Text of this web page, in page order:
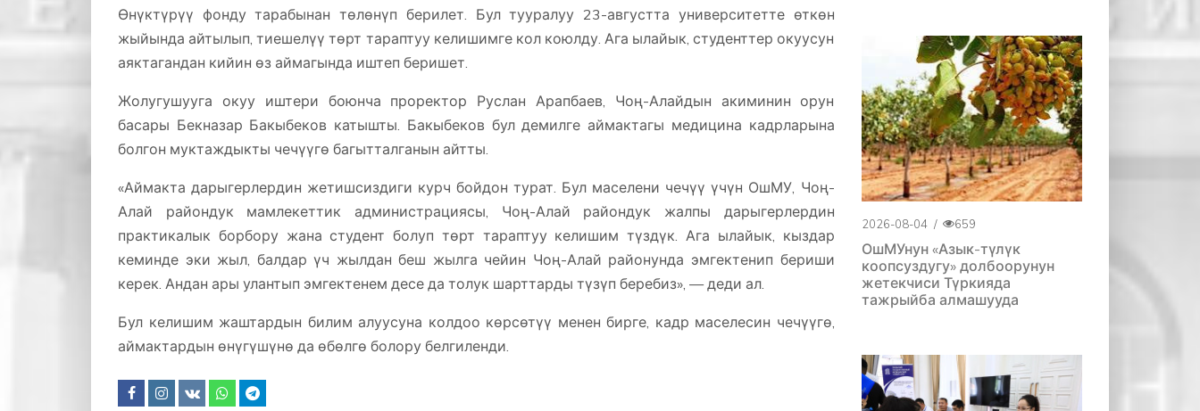
Өнүктүрүү фонду тарабынан төлөнүп берилет. Бул тууралуу 23-августта университетте өткөн
жыйында айтылып, тиешелүү төрт тараптуу келишимге кол коюлду. Ага ылайык, студенттер окуусун
аяктагандан кийин өз аймагында иштеп беришет.
Жолугушууга окуу иштери боюнча проректор Руслан Арапбаев, Чоң-Алайдын акиминин орун
басары Бекназар Бакыбеков катышты. Бакыбеков бул демилге аймактагы медицина кадрларына
болгон муктаждыкты чечүүгө багытталганын айтты.
«Аймакта дарыгерлердин жетишсиздиги курч бойдон турат. Бул маселени чечүү үчүн ОшМУ, Чоң-
Алай райондук мамлекеттик администрациясы, Чоң-Алай райондук жалпы дарыгерлердин
практикалык борбору жана студент болуп төрт тараптуу келишим түздүк. Ага ылайык, кыздар
кеминде эки жыл, балдар үч жылдан беш жылга чейин Чоң-Алай районунда эмгектенип бериши
керек. Андан ары улантып эмгектенем десе да толук шарттарды түзүп беребиз», — деди ал.
Бул келишим жаштардын билим алуусуна колдоо көрсөтүү менен бирге, кадр маселесин чечүүгө,
аймактардын өнүгүшүнө да өбөлгө болору белгиленди.
2026-08-04 / 659
ОшМУнун «Азык-түлүк
коопсуздугу» долбоорунун
жетекчиси Түркияда
тажрыйба алмашууда